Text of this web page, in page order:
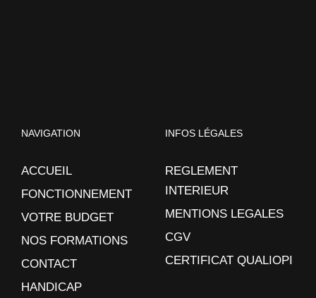
NAVIGATION
ACCUEIL
FONCTIONNEMENT
VOTRE BUDGET
NOS FORMATIONS
CONTACT
HANDICAP
INFOS LÉGALES
REGLEMENT
INTERIEUR
MENTIONS LEGALES
CGV
CERTIFICAT QUALIOPI